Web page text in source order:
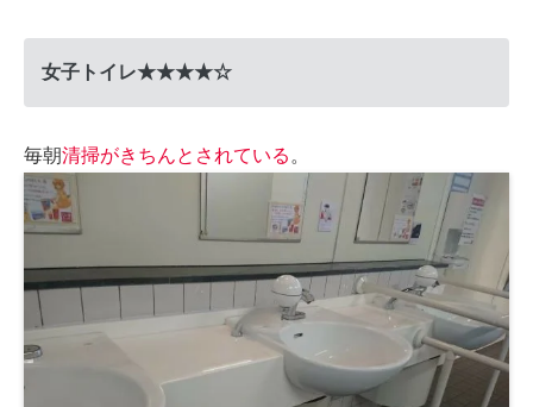
女子トイレ★★★★☆
毎朝清掃がきちんとされている 。